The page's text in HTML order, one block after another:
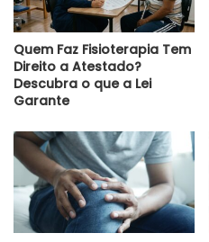
Quem Faz Fisioterapia Tem
Direito a Atestado?
Descubra o que a Lei
Garante